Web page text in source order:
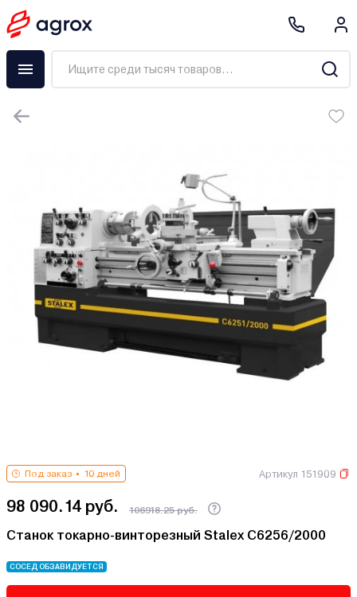
Под заказ 10 дней Артикул 151909
98 090.14 руб. 106918.25 руб.
Станок токарно-винторезный Stalex C6256/2000
СОСЕД ОБЗАВИДУЕТСЯ